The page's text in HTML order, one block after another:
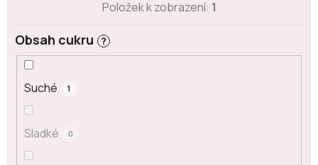
Obsah cukru ?
Suché 1
Sladké 0
Položek k zobrazení: 1